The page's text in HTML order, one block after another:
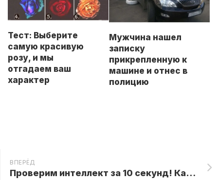
Тест: Выберите
самую красивую
розу, и мы
отгадаем ваш
характер
Мужчина нашел
записку
прикрепленную к
машине и отнес в
полицию
ВПЕРЁД
Проверим интеллект за 10 секунд! Как вы разбираетесь в семейном древе?